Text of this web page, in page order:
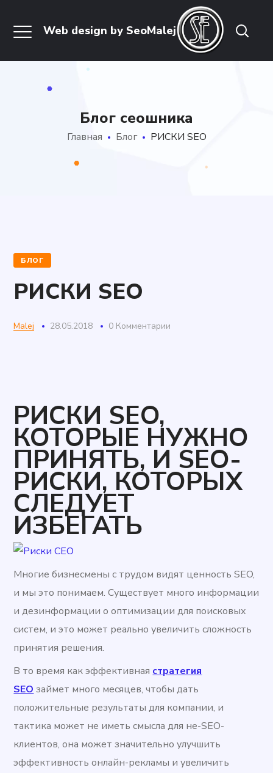
Блог сеошника
Главная Блог РИСКИ SEO
БЛОГ
РИСКИ SEO
Malej 28.05.2018 0 Комментарии
РИСКИ SEO,
КОТОРЫЕ НУЖНО
ПРИНЯТЬ, И SEO-
РИСКИ, КОТОРЫХ
СЛЕДУЕТ
ИЗБЕГАТЬ
Многие бизнесмены с трудом видят ценность SEO,
и мы это понимаем. Существует много информации
и дезинформации о оптимизации для поисковых
систем, и это может реально увеличить сложность
принятия решения.
В то время как эффективная стратегия
SEO займет много месяцев, чтобы дать
положительные результаты для компании, и
тактика может не иметь смысла для не-SEO-
клиентов, она может значительно улучшить
эффективность онлайн-рекламы и увеличить